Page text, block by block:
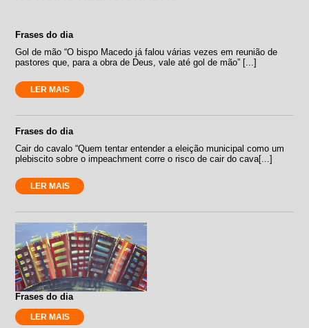
Frases do dia
Gol de mão “O bispo Macedo já falou várias vezes em reunião de
pastores que, para a obra de Deus, vale até gol de mão” [...]
LER MAIS
Frases do dia
Cair do cavalo “Quem tentar entender a eleição municipal como um
plebiscito sobre o impeachment corre o risco de cair do cava[...]
LER MAIS
Frases do dia
LER MAIS